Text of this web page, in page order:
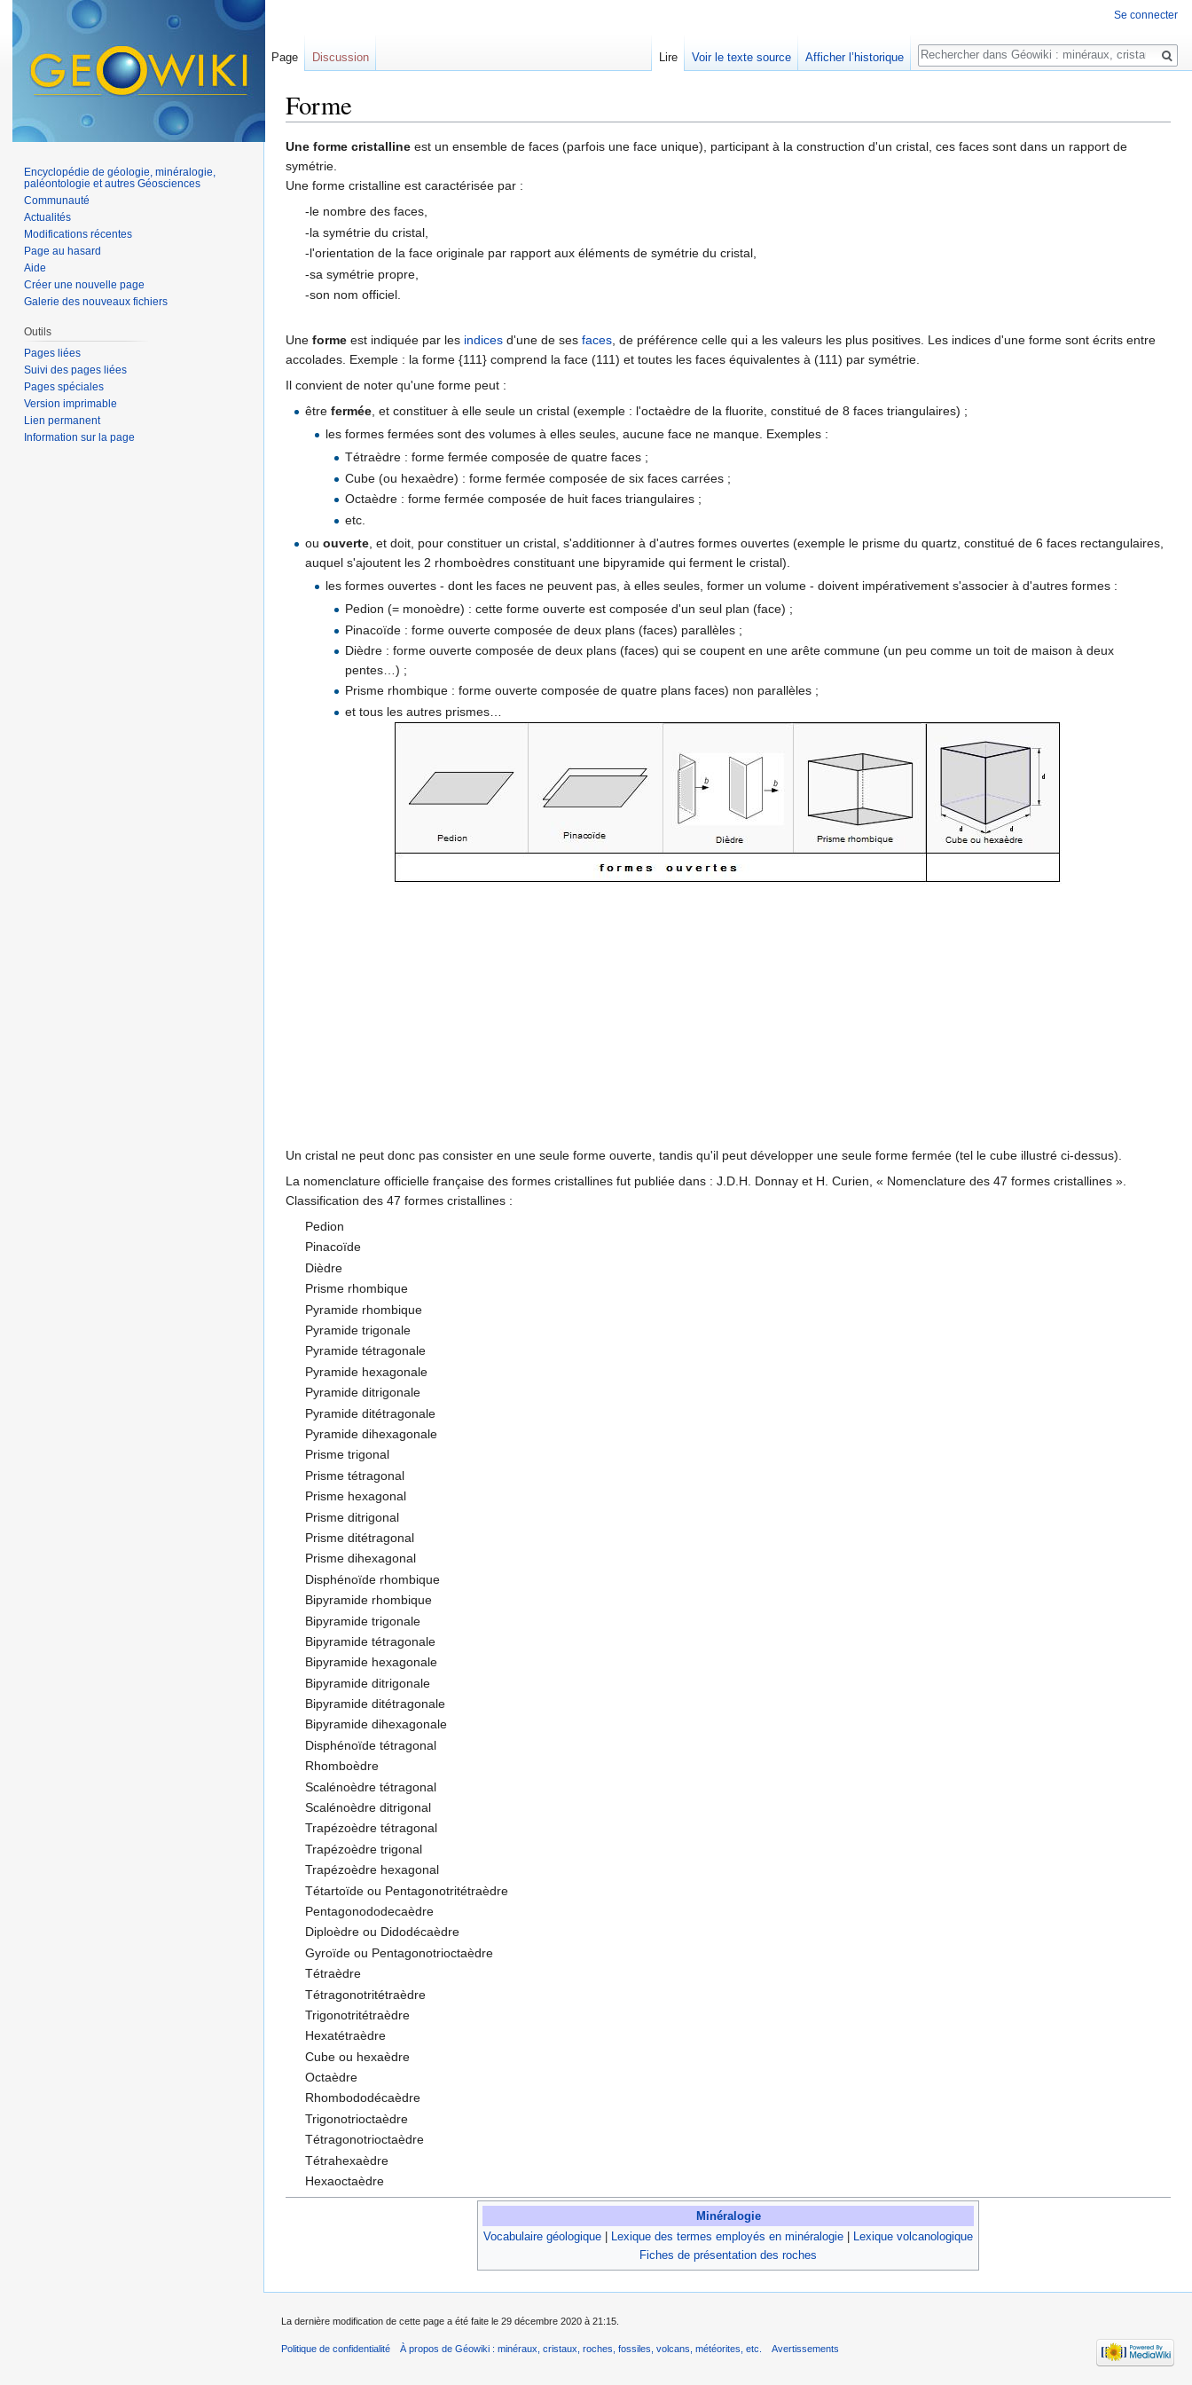
Forme
Une forme cristalline est un ensemble de faces (parfois une face unique), participant à la construction d'un cristal, ces faces sont dans un rapport de
symétrie.
Une forme cristalline est caractérisée par :
-le nombre des faces,
-la symétrie du cristal,
-l'orientation de la face originale par rapport aux éléments de symétrie du cristal,
-sa symétrie propre,
-son nom officiel.
Une forme est indiquée par les indices d'une de ses faces , de préférence celle qui a les valeurs les plus positives. Les indices d'une forme sont écrits entre
accolades. Exemple : la forme {111} comprend la face (111) et toutes les faces équivalentes à (111) par symétrie.
Il convient de noter qu'une forme peut :
êtrefermée , et constituer à elle seule un cristal (exemple : l'octaèdre de la fluorite, constitué de 8 faces triangulaires) ;
les formes fermées sont des volumes à elles seules, aucune face ne manque. Exemples :
Tétraèdre : forme fermée composée de quatre faces ;
Cube (ou hexaèdre) : forme fermée composée de six faces carrées ;
Octaèdre : forme fermée composée de huit faces triangulaires ;
etc.
ououverte , et doit, pour constituer un cristal, s'additionner à d'autres formes ouvertes (exemple le prisme du quartz, constitué de 6 faces rectangulaires,
auquel s'ajoutent les 2 rhomboèdres constituant une bipyramide qui ferment le cristal).
les formes ouvertes - dont les faces ne peuvent pas, à elles seules, former un volume - doivent impérativement s'associer à d'autres formes :
Pedion (= monoèdre) : cette forme ouverte est composée d'un seul plan (face) ;
Pinacoïde : forme ouverte composée de deux plans (faces) parallèles ;
Dièdre : forme ouverte composée de deux plans (faces) qui se coupent en une arête commune (un peu comme un toit de maison à deux
pentes…) ;
Prisme rhombique : forme ouverte composée de quatre plans faces) non parallèles ;
et tous les autres prismes…
Un cristal ne peut donc pas consister en une seule forme ouverte, tandis qu'il peut développer une seule forme fermée (tel le cube illustré ci-dessus).
La nomenclature officielle française des formes cristallines fut publiée dans : J.D.H. Donnay et H. Curien, « Nomenclature des 47 formes cristallines ».
Classification des 47 formes cristallines :
Pedion
Pinacoïde
Dièdre
Prisme rhombique
Pyramide rhombique
Pyramide trigonale
Pyramide tétragonale
Pyramide hexagonale
Pyramide ditrigonale
Pyramide ditétragonale
Pyramide dihexagonale
Prisme trigonal
Prisme tétragonal
Prisme hexagonal
Prisme ditrigonal
Prisme ditétragonal
Prisme dihexagonal
Disphénoïde rhombique
Bipyramide rhombique
Bipyramide trigonale
Bipyramide tétragonale
Bipyramide hexagonale
Bipyramide ditrigonale
Bipyramide ditétragonale
Bipyramide dihexagonale
Disphénoïde tétragonal
Rhomboèdre
Scalénoèdre tétragonal
Scalénoèdre ditrigonal
Trapézoèdre tétragonal
Trapézoèdre trigonal
Trapézoèdre hexagonal
Tétartoïde ou Pentagonotritétraèdre
Pentagonododecaèdre
Diploèdre ou Didodécaèdre
Gyroïde ou Pentagonotrioctaèdre
Tétraèdre
Tétragonotritétraèdre
Trigonotritétraèdre
Hexatétraèdre
Cube ou hexaèdre
Octaèdre
Rhombododécaèdre
Trigonotrioctaèdre
Tétragonotrioctaèdre
Tétrahexaèdre
Hexaoctaèdre
Minéralogie
Vocabulaire géologique
Lexique des termes employés en minéralogie
Lexique volcanologique
Fiches de présentation des roches
Se connecter
Page Discussion Lire Voir le texte source Afficher l’historique
Rechercher
Encyclopédie de géologie, minéralogie,
paléontologie et autres Géosciences
Communauté
Actualités
Modifications récentes
Page au hasard
Aide
Créer une nouvelle page
Galerie des nouveaux fichiers
Outils
Pages liées
Suivi des pages liées
Pages spéciales
Version imprimable
Lien permanent
Information sur la page
La dernière modification de cette page a été faite le 29 décembre 2020 à 21:15.
Politique de confidentialité À propos de Géowiki : minéraux, cristaux, roches, fossiles, volcans, météorites, etc. Avertissements